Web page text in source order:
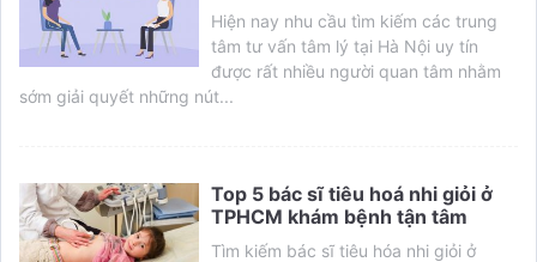
Hiện nay nhu cầu tìm kiếm các trung
tâm tư vấn tâm lý tại Hà Nội uy tín
được rất nhiều người quan tâm nhằm
sớm giải quyết những nút...
Top 5 bác sĩ tiêu hoá nhi giỏi ở
TPHCM khám bệnh tận tâm
Tìm kiếm bác sĩ tiêu hóa nhi giỏi ở